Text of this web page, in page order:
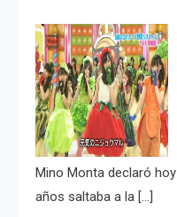
Mino Monta declaró
años saltaba a la […]